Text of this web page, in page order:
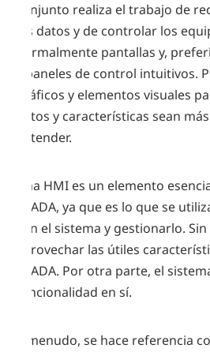
conjunto realiza el trabajo de
los datos y de controlar los
normalmente pantallas y,
y paneles de control intuitivos.
gráficos y elementos visuales
datos y características sean
entender.
Una HMI es un elemento
SCADA, ya que es lo que se
con el sistema y gestionarlo.
aprovechar las útiles
SCADA. Por otra parte, el
funcionalidad en sí.
A menudo, se hace referencia